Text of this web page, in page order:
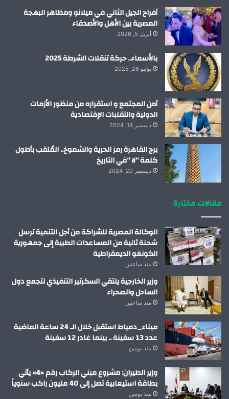
أفراح الجيل الثاني في ميلانو ومظاهر البهجة
المصرية بين الأهل والأصدقاء
أبريل 5, 2026
بالأسماء.. حركة تنقلات الشرطة 2025
يوليو 26, 2025
أمن المجتمع و استقراره من منظور الأزمات
الدولية والتقلبات الإقتصادية
ديسمبر 14, 2024
برج القاهرة رمز الحرية والشموخ.. المُلقب بأطول
كلمة “لا “في التاريخ
ديسمبر 20, 2024
مقالات مختارة
الوكالة المصرية للشراكة من أجل التنمية ترسل
شحنة ثانية من المساعدات الطبية إلى جمهورية
الكونغو الديمقراطية
منذ ساعتين
وزير الخارجية يلتقي السكرتير التنفيذي لتجمع دول
الساحل والصحراء
منذ ساعتين
ميناء_دمياط استقبل خلال الـ 24 ساعة الماضية
عدد 13 سفينة .. بينما غادر 12 سفينة
منذ يومين
وزير الطيران: مشروع مبني الركاب رقم «4» يأتي
بطاقة استيعابية تصل إلى 40 مليون راكب سنوياً
منذ يومين